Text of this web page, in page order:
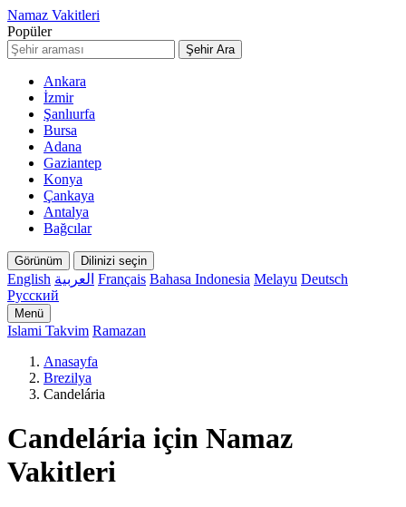
Namaz Vakitleri
Popüler
Şehir Ara
Ankara
İzmir
Şanlıurfa
Bursa
Adana
Gaziantep
Konya
Çankaya
Antalya
Bağcılar
Görünüm Dilinizi seçin
English العربية Français Bahasa Indonesia Melayu Deutsch
Русский
Menü
Islami Takvim Ramazan
Anasayfa
Brezilya
Candelária
Candelária için Namaz
Vakitleri